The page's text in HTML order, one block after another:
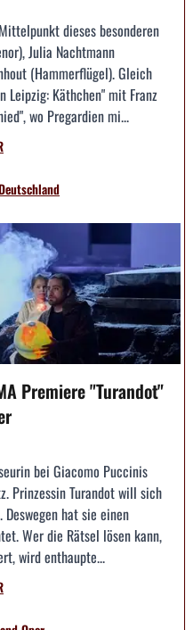
dieses besonderen
Julia Nachtmann
(Hammerflügel). Gleich
Leipzig: Käthchen" mit Franz
wo Pregardien mi...
Premiere "Turandot"
bei Giacomo Puccinis
Prinzessin Turandot will sich
hat sie einen
Wer die Rätsel lösen kann,
wird enthaupte...